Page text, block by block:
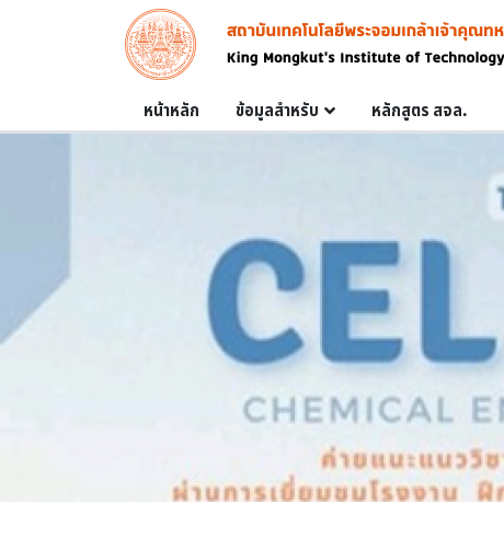
Skip to main content
Image
Main navigation
หน้าหลัก ข้อมูลสำหรับ หลักสูตร สจล.